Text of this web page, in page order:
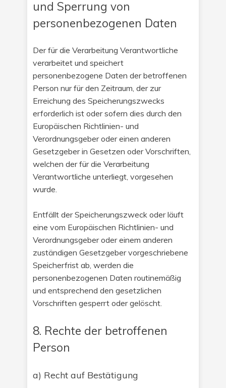
und Sperrung von
personenbezogenen Daten
Der für die Verarbeitung Verantwortliche
verarbeitet und speichert
personenbezogene Daten der betroffenen
Person nur für den Zeitraum, der zur
Erreichung des Speicherungszwecks
erforderlich ist oder sofern dies durch den
Europäischen Richtlinien- und
Verordnungsgeber oder einen anderen
Gesetzgeber in Gesetzen oder Vorschriften,
welchen der für die Verarbeitung
Verantwortliche unterliegt, vorgesehen
wurde.
Entfällt der Speicherungszweck oder läuft
eine vom Europäischen Richtlinien- und
Verordnungsgeber oder einem anderen
zuständigen Gesetzgeber vorgeschriebene
Speicherfrist ab, werden die
personenbezogenen Daten routinemäßig
und entsprechend den gesetzlichen
Vorschriften gesperrt oder gelöscht.
8. Rechte der betroffenen
Person
a) Recht auf Bestätigung